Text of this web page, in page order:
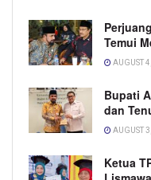
Temui
AUGUST
Bupati
dan
AUGUST
Ketua